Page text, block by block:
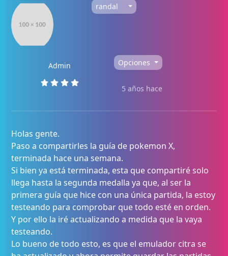
randal
Admin Opciones
5 años hace
Holas gente.
Paso a compartirles la guía de pokemon X,
terminada hace una semana.
Si bien ya está terminada, esta que compartiré solo
llega hasta la segunda medalla ya que, al ser la
primera guía que hice con una única partida, la estoy
testeando para comprobar que todo esté en orden.
Y por ello la iré actualizando a medida que la vaya
testeando.
Lo bueno de todo esto, es que el emulador citra se